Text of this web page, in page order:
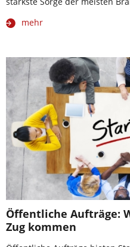
mehr
Öffentliche Aufträge:
Zug kommen